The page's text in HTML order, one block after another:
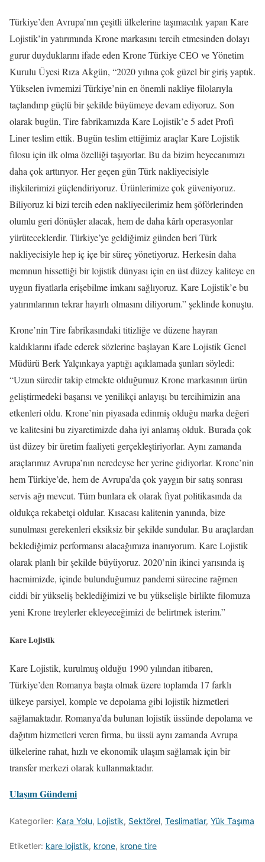
Türkiye’den Avrupa’nın çeşitli ülkelerine taşımacılık yapan Kare
Lojistik’in yatırımında Krone markasını tercih etmesinden dolayı
gurur duyduklarını ifade eden Krone Türkiye CEO ve Yönetim
Kurulu Üyesi Rıza Akgün, “2020 yılına çok güzel bir giriş yaptık.
Yükselen ivmemizi Türkiye’nin en önemli nakliye filolarıyla
taçlandırıp güçlü bir şekilde büyümeye devam ediyoruz. Son
olarak bugün, Tire fabrikamızda Kare Lojistik’e 5 adet Profi
Liner teslim ettik. Bugün teslim ettiğimiz araçlar Kare Lojistik
filosu için ilk olma özelliği taşıyorlar. Bu da bizim heyecanımızı
daha çok arttırıyor. Her geçen gün Türk nakliyecisiyle
ilişkilerimizi güçlendiriyoruz. Ürünlerimize çok güveniyoruz.
Biliyoruz ki bizi tercih eden nakliyecilerimiz hem şöförlerinden
olumlu geri dönüşler alacak, hem de daha kârlı operasyonlar
yürüteceklerdir. Türkiye’ye geldiğimiz günden beri Türk
nakliyecisiyle hep iç içe bir süreç yönetiyoruz. Herkesin daha
memnun hissettiği bir lojistik dünyası için en üst düzey kaliteye en
uygun fiyatlarla erişebilme imkanı sağlıyoruz. Kare Lojistik’e bu
yatırımlarının tekrar hayırlı olmasını diliyorum.” şeklinde konuştu.
Krone’nin Tire fabrikasındaki titizliğe ve düzene hayran
kaldıklarını ifade ederek sözlerine başlayan Kare Lojistik Genel
Müdürü Berk Yalçınkaya yaptığı açıklamada şunları söyledi:
“Uzun süredir takip etmekte olduğumuz Krone markasının ürün
geliştirmedeki başarısı ve yenilikçi anlayışı bu tercihimizin ana
etkenleri oldu. Krone’nin piyasada edinmiş olduğu marka değeri
ve kalitesini bu ziyaretimizde daha iyi anlamış olduk. Burada çok
üst düzey bir üretim faaliyeti gerçekleştiriyorlar. Aynı zamanda
araçlarımız Avrupa’nın neredeyse her yerine gidiyorlar. Krone’nin
hem Türkiye’de, hem de Avrupa’da çok yaygın bir satış sonrası
servis ağı mevcut. Tüm bunlara ek olarak fiyat politikasında da
oldukça rekabetçi oldular. Kısacası kalitenin yanında, bize
sunulması gerekenleri eksiksiz bir şekilde sundular. Bu araçlardan
beklediğimiz performansı alacağımıza inanıyorum. Kare Lojistik
olarak planlı bir şekilde büyüyoruz. 2020’nin ikinci yarısında iş
hacmimizde, içinde bulunduğumuz pandemi sürecine rağmen
ciddi bir yükseliş beklediğimizi ve bu yükselişle birlikte filomuza
yeni Krone treylerler ekleyeceğimizi de belirtmek isterim.”
Kare Lojistik
Kare Lojistik, kurulmuş olduğu 1990 yılından itibaren,
Türkiye’den Romanya başta olmak üzere toplamda 17 farklı
ülkeye parsiyel, komple ve depolama gibi lojistik hizmetleri
sağlamaktadır. Romanya’da bulunan lojistik üssünde depolama ve
dağıtım hizmetleri veren firma, bu üssü aynı zamanda Avrupa
ülkelerine rahat, hızlı ve ekonomik ulaşım sağlamak için bir
transfer merkezi olarak kullanmaktadır.
Ulaşım Gündemi
Kategoriler: Kara Yolu, Lojistik, Sektörel, Teslimatlar, Yük Taşıma
Etiketler: kare lojistik, krone, krone tire